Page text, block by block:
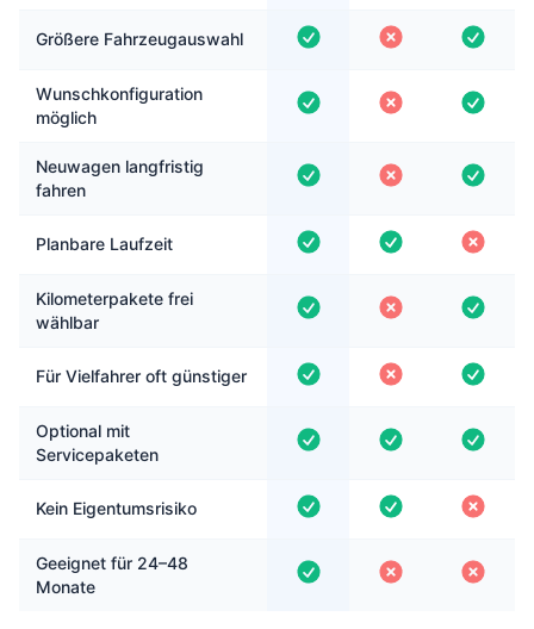
Größere Fahrzeugauswahl
Wunschkonfiguration
möglich
Neuwagen langfristig
fahren
Planbare Laufzeit
Kilometerpakete frei
wählbar
Für Vielfahrer oft günstiger
Optional mit
Servicepaketen
Kein Eigentumsrisiko
Geeignet für 24–48
Monate